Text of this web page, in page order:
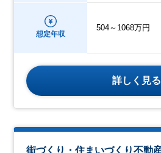
想定年収
504～1068万円
詳しく見る
街づくり・住まいづくり不動